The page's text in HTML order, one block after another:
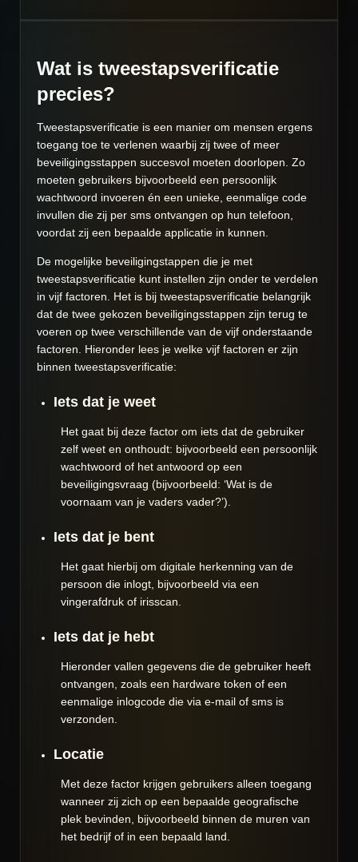
Wat is tweestapsverificatie
precies?
Tweestapsverificatie is een manier om mensen ergens
toegang toe te verlenen waarbij zij twee of meer
beveiligingsstappen succesvol moeten doorlopen. Zo
moeten gebruikers bijvoorbeeld een persoonlijk
wachtwoord invoeren én een unieke, eenmalige code
invullen die zij per sms ontvangen op hun telefoon,
voordat zij een bepaalde applicatie in kunnen.
De mogelijke beveiligingstappen die je met
tweestapsverificatie kunt instellen zijn onder te verdelen
in vijf factoren. Het is bij tweestapsverificatie belangrijk
dat de twee gekozen beveiligingsstappen zijn terug te
voeren op twee verschillende van de vijf onderstaande
factoren. Hieronder lees je welke vijf factoren er zijn
binnen tweestapsverificatie:
Iets dat je weet
Het gaat bij deze factor om iets dat de gebruiker
zelf weet en onthoudt: bijvoorbeeld een persoonlijk
wachtwoord of het antwoord op een
beveiligingsvraag (bijvoorbeeld: ‘Wat is de
voornaam van je vaders vader?’).
Iets dat je bent
Het gaat hierbij om digitale herkenning van de
persoon die inlogt, bijvoorbeeld via een
vingerafdruk of irisscan.
Iets dat je hebt
Hieronder vallen gegevens die de gebruiker heeft
ontvangen, zoals een hardware token of een
eenmalige inlogcode die via e-mail of sms is
verzonden.
Locatie
Met deze factor krijgen gebruikers alleen toegang
wanneer zij zich op een bepaalde geografische
plek bevinden, bijvoorbeeld binnen de muren van
het bedrijf of in een bepaald land.